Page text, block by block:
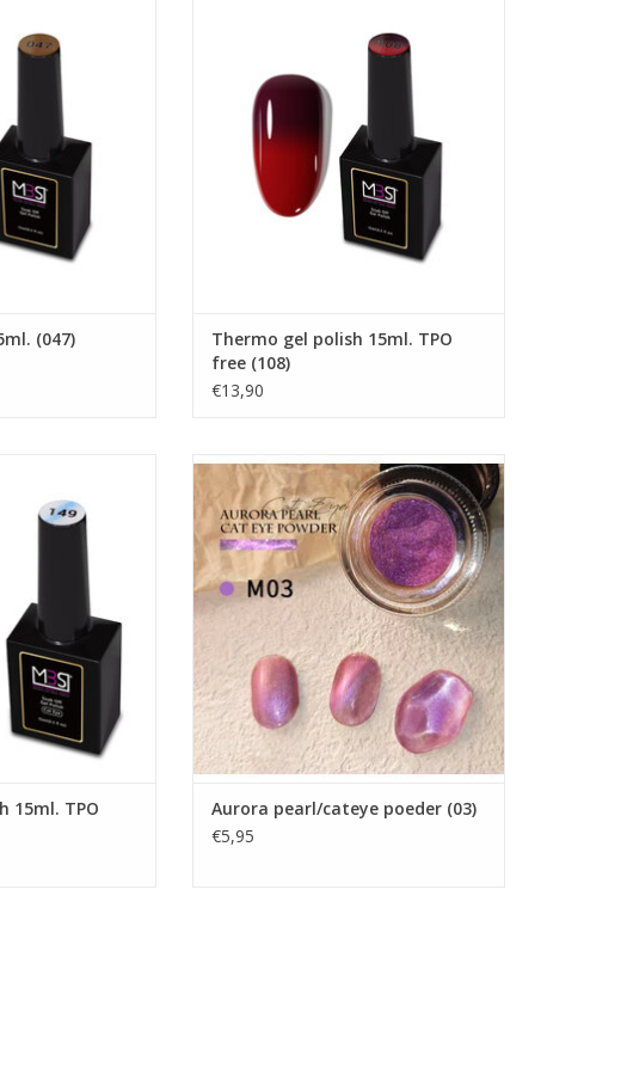
incl. BTW
WINKELWAGEN
(047)
Gel nagellak
Groothandel in nagelproducten
TOEVOEGEN AAN WINKELWAGEN
Thermo gel polish 15ml. TPO
free (108)
€13,90
BTW
15ml. TPO
Aurora pearl/cateye poeder (03)
Aurora effect
Cateye poeder
Gellak UV/LED
Gel nagellak
Groothandel in nagelproducten
TOEVOEGEN AAN WINKELWAGEN
Aurora pearl/cateye poeder (03)
€5,95